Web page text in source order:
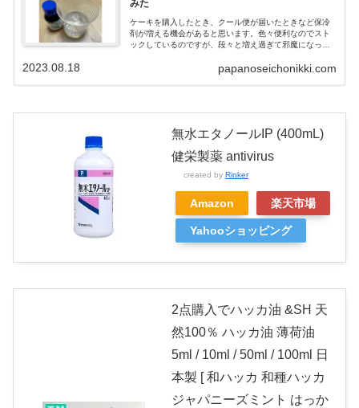
みた
ケーキを購入したとき、クール便が届いたときなど保冷
剤が増える機会があると思います。色々便利なのでスト
ックしているのですが、段々と増え過ぎて邪魔になって
ロマを作ることにしました。papanoseichonikki.com
2023.08.18
無水エタノールIP (400mL)
健栄製薬 antivirus
created by Rinker
Amazon 楽天市場
Yahooショッピング
2点購入でハッカ油 &SH 天
然100％ ハッカ油 薄荷油
5ml / 10ml / 50ml / 100ml 日
本製 [ 和ハッカ 和種ハッカ
ジャパニーズミント はっか